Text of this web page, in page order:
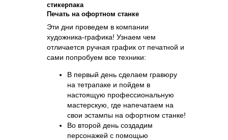
Эти дни проведем в компании
художника-графика! Узнаем чем
отличается ручная график от печатной и
сами попробуем все техники:
В первый день сделаем гравюру
на тетрапаке и пойдем в
настоящую профессиональную
мастерскую, где напечатаем на
свои эстампы на офортном станке!
Во второй день создадим
персонажей с помощью
стикерпака
Печать на офортном станке